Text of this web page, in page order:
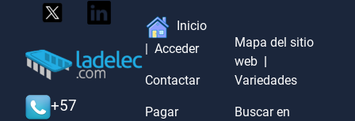
+57
Inicio
|Acceder
Contactar
Pagar
Mapa del sitio
web |
Variedades
Buscar en